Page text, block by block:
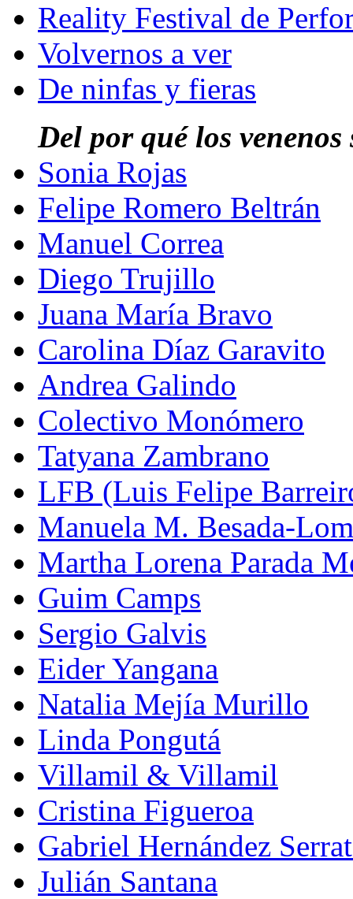
Reality Festival de
Volvernos a ver
De ninfas y fieras
Del por qué los venenos
Sonia Rojas
Felipe Romero Beltrán
Manuel Correa
Diego Trujillo
Juana María Bravo
Carolina Díaz Garavito
Andrea Galindo
Colectivo Monómero
Tatyana Zambrano
LFB (Luis Felipe
Manuela M. Besada-
Martha Lorena Parada
Guim Camps
Sergio Galvis
Eider Yangana
Natalia Mejía Murillo
Linda Pongutá
Villamil & Villamil
Cristina Figueroa
Gabriel Hernández
Julián Santana